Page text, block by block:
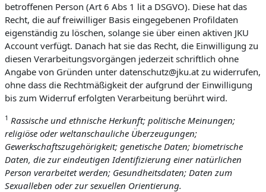
betroffenen Person (Art 6 Abs 1 lit a DSGVO). Diese hat das
Recht, die auf freiwilliger Basis eingegebenen Profildaten
eigenständig zu löschen, solange sie über einen aktiven JKU
Account verfügt. Danach hat sie das Recht, die Einwilligung zu
diesen Verarbeitungsvorgängen jederzeit schriftlich ohne
Angabe von Gründen unter datenschutz@jku.at zu widerrufen,
ohne dass die Rechtmäßigkeit der aufgrund der Einwilligung
bis zum Widerruf erfolgten Verarbeitung berührt wird.
1 Rassische und ethnische Herkunft; politische Meinungen;
religiöse oder weltanschauliche Überzeugungen;
Gewerkschaftszugehörigkeit; genetische Daten; biometrische
Daten, die zur eindeutigen Identifizierung einer natürlichen
Person verarbeitet werden; Gesundheitsdaten; Daten zum
Sexualleben oder zur sexuellen Orientierung.